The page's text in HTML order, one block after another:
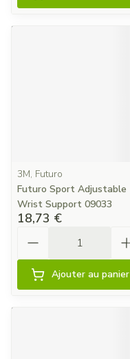
3M, Futuro
Futuro Sport Adjustable
Wrist Support 09033
18,73 €
Ajouter au panier